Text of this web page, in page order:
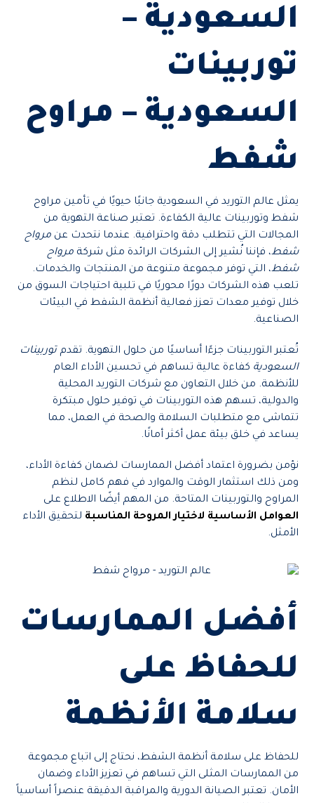
السعودية –
توربينات
السعودية – مراوح
شفط
يمثل عالم التوريد في السعودية جانبًا حيويًا في تأمين مراوح
شفط وتوربينات عالية الكفاءة. تعتبر صناعة التهوية من
المجالات التي تتطلب دقة واحترافية. عندما نتحدث عنمرواح
شفط، فإننا نُشير إلى الشركات الرائدة مثل شركةمرواح
شفط، التي توفر مجموعة متنوعة من المنتجات والخدمات.
تلعب هذه الشركات دورًا محوريًا في تلبية احتياجات السوق من
خلال توفير معدات تعزز فعالية أنظمة الشفط في البيئات
الصناعية.
تُعتبر التوربينات جزءًا أساسيًا من حلول التهوية. تقدمتوربينات
السعودية كفاءة عالية تساهم في تحسين الأداء العام
للأنظمة. من خلال التعاون مع شركات التوريد المحلية
والدولية، تسهم هذه التوربينات في توفير حلول مبتكرة
تتماشى مع متطلبات السلامة والصحة في العمل، مما
يساعد في خلق بيئة عمل أكثر أمانًا.
نؤمن بضرورة اعتماد أفضل الممارسات لضمان كفاءة الأداء،
ومن ذلك استثمار الوقت والموارد في فهم كامل لنظم
المراوح والتوربينات المتاحة. من المهم أيضًا الاطلاع على
العوامل الأساسية لاختيار المروحة المناسبة لتحقيق الأداء
الأمثل.
أفضل الممارسات
للحفاظ على
سلامة الأنظمة
للحفاظ على سلامة أنظمة الشفط، نحتاج إلى اتباع مجموعة
من الممارسات المثلى التي تساهم في تعزيز الأداء وضمان
الأمان. تعتبر الصيانة الدورية والمراقبة الدقيقة عنصراً أساسياً